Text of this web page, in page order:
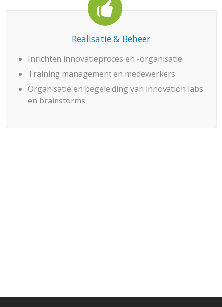
Realisatie & Beheer
Inrichten innovatieproces en -organisatie
Training management en medewerkers
Organisatie en begeleiding van innovation labs
en brainstorms